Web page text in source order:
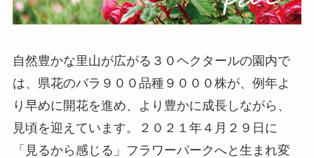
自然豊かな里山が広がる３０ヘクタールの園内で
は、県花のバラ９００品種９０００株が、例年よ
り早めに開花を進め、より豊かに成長しながら、
見頃を迎えています。２０２１年４月２９日に
「見るから感じる」フラワーパークへと生まれ変